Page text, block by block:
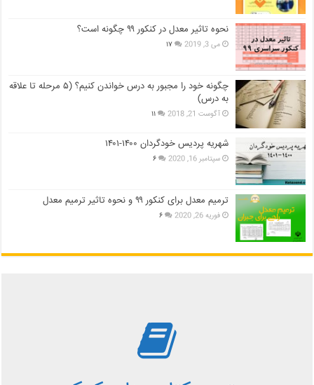
نحوه تاثیر معدل در کنکور ۹۹ چگونه است؟
می 3, 2019 ۱۷
چگونه خود را مجبور به درس خواندن کنیم؟ (۵ مرحله تا علاقه
به درس)
آگوست 21, 2018 ۱۱
شهریه پردیس خودگردان ۱۴۰۰-۱۴۰۱
سپتامبر 16, 2020 ۶
ترمیم معدل برای کنکور ۹۹ و نحوه تاثیر ترمیم معدل
فوریه 26, 2020 ۶
بررسی بهترین کتاب های
کمک درسی عمومی